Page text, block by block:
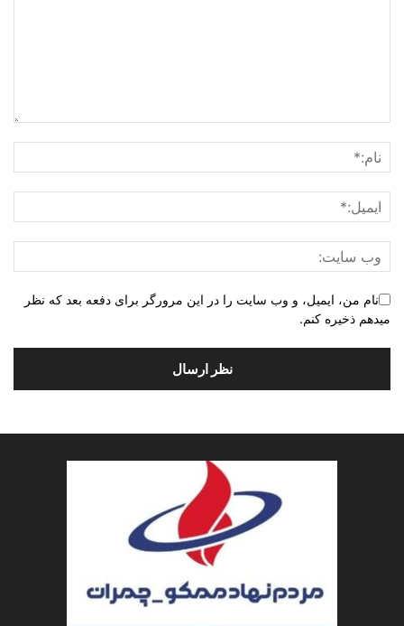
نام من، ایمیل، و وب سایت را در این مرورگر برای دفعه بعد که نظر
میدهم ذخیره کنم.